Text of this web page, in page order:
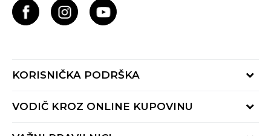
KORISNIČKA PODRŠKA
Provjeri status porudžbine
VODIČ KROZ ONLINE KUPOVINU
Načini isporuke